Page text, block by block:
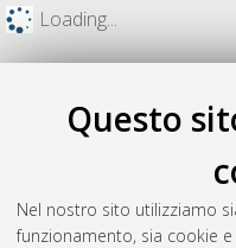
Questo
Nel nostro sito utilizziamo
funzionamento, sia cookie
Loading...